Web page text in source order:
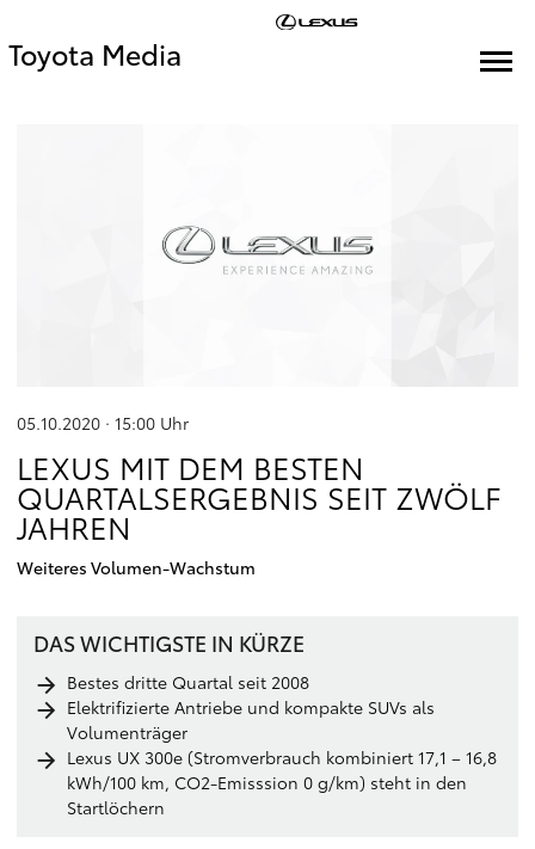
Toyota Media
05.10.2020 · 15:00 Uhr
LEXUS MIT DEM BESTEN
QUARTALSERGEBNIS SEIT ZWÖLF
JAHREN
Weiteres Volumen-Wachstum
DAS WICHTIGSTE IN KÜRZE
Bestes dritte Quartal seit 2008
Elektrifizierte Antriebe und kompakte SUVs als
Volumenträger
Lexus UX 300e (Stromverbrauch kombiniert 17,1 – 16,8
kWh/100 km, CO2-Emisssion 0 g/km) steht in den
Startlöchern